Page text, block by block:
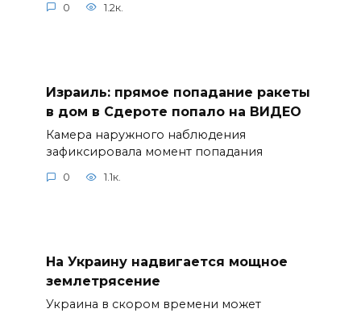
0 1.2к.
Израиль: прямое попадание ракеты
в дом в Сдероте попало на ВИДЕО
Камера наружного наблюдения
зафиксировала момент попадания
0 1.1к.
На Украину надвигается мощное
землетрясение
Украина в скором времени может